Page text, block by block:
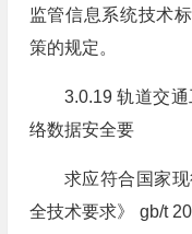
监管信息系统技术
策的规定。
3.0.19 轨道交
络数据安全要
求应符合国家
全技术要求》 gb/t